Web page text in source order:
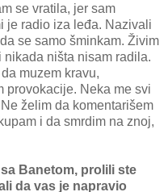
se vratila, jer sam
je radio iza leđa. Nazivali
se samo šminkam. Živim
nikada ništa nisam radila.
muzem kravu,
provokacije. Neka me svi
želim da komentarišem
i da smrdim na znoj,
Banetom, prolili ste
da vas je napravio